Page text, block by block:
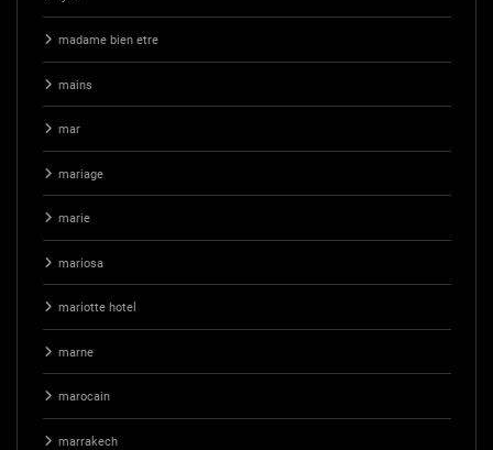
madame bien etre
mains
mar
mariage
marie
mariosa
mariotte hotel
marne
marocain
marrakech